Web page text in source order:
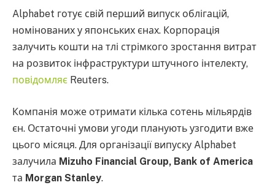
Alphabet готує свій перший випуск облігацій,
номінованих у японських єнах. Корпорація
залучить кошти на тлі стрімкого зростання витрат
на розвиток інфраструктури штучного інтелекту,
повідомляє Reuters.
Компанія може отримати кілька сотень мільярдів
єн. Остаточні умови угоди планують узгодити вже
цього місяця. Для організації випуску Alphabet
залучила Mizuho Financial Group, Bank of America
та Morgan Stanley.